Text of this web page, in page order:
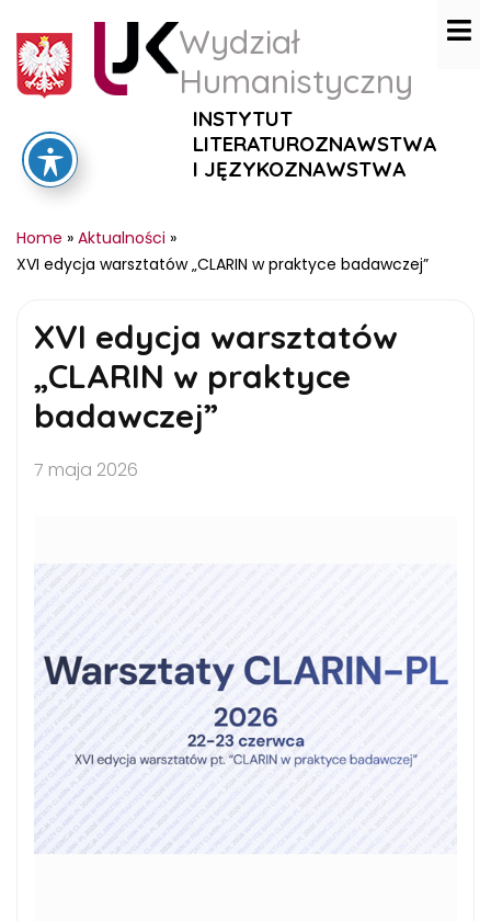
Wydział
Humanistyczny
INSTYTUT
LITERATUROZNAWSTWA
I JĘZYKOZNAWSTWA
Home » Aktualności »
XVI edycja warsztatów „CLARIN w praktyce badawczej”
XVI edycja warsztatów
„CLARIN w praktyce
badawczej”
7 maja 2026